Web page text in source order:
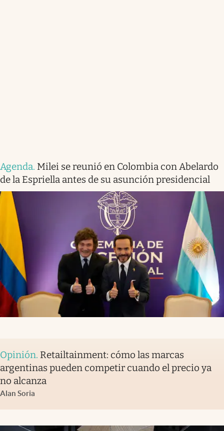
Agenda. Milei se reunió en Colombia con Abelardo
de la Espriella antes de su asunción presidencial
Opinión. Retailtainment: cómo las marcas
argentinas pueden competir cuando el precio ya
no alcanza
Alan Soria